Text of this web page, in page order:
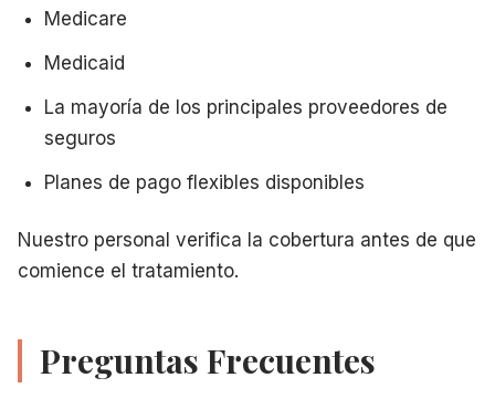
Medicare
Medicaid
La mayoría de los principales proveedores de
seguros
Planes de pago flexibles disponibles
Nuestro personal verifica la cobertura antes de que
comience el tratamiento.
Preguntas Frecuentes